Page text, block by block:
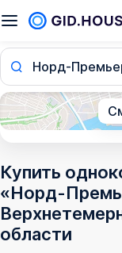
Норд-
Купить
«Норд-
области